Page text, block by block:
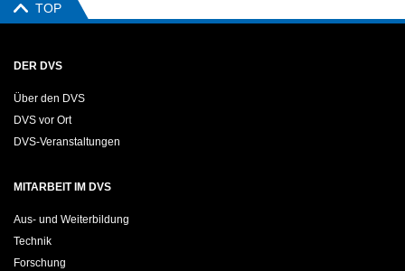
TOP
DER DVS
Über den DVS
DVS vor Ort
DVS-Veranstaltungen
MITARBEIT IM DVS
Aus- und Weiterbildung
Technik
Forschung